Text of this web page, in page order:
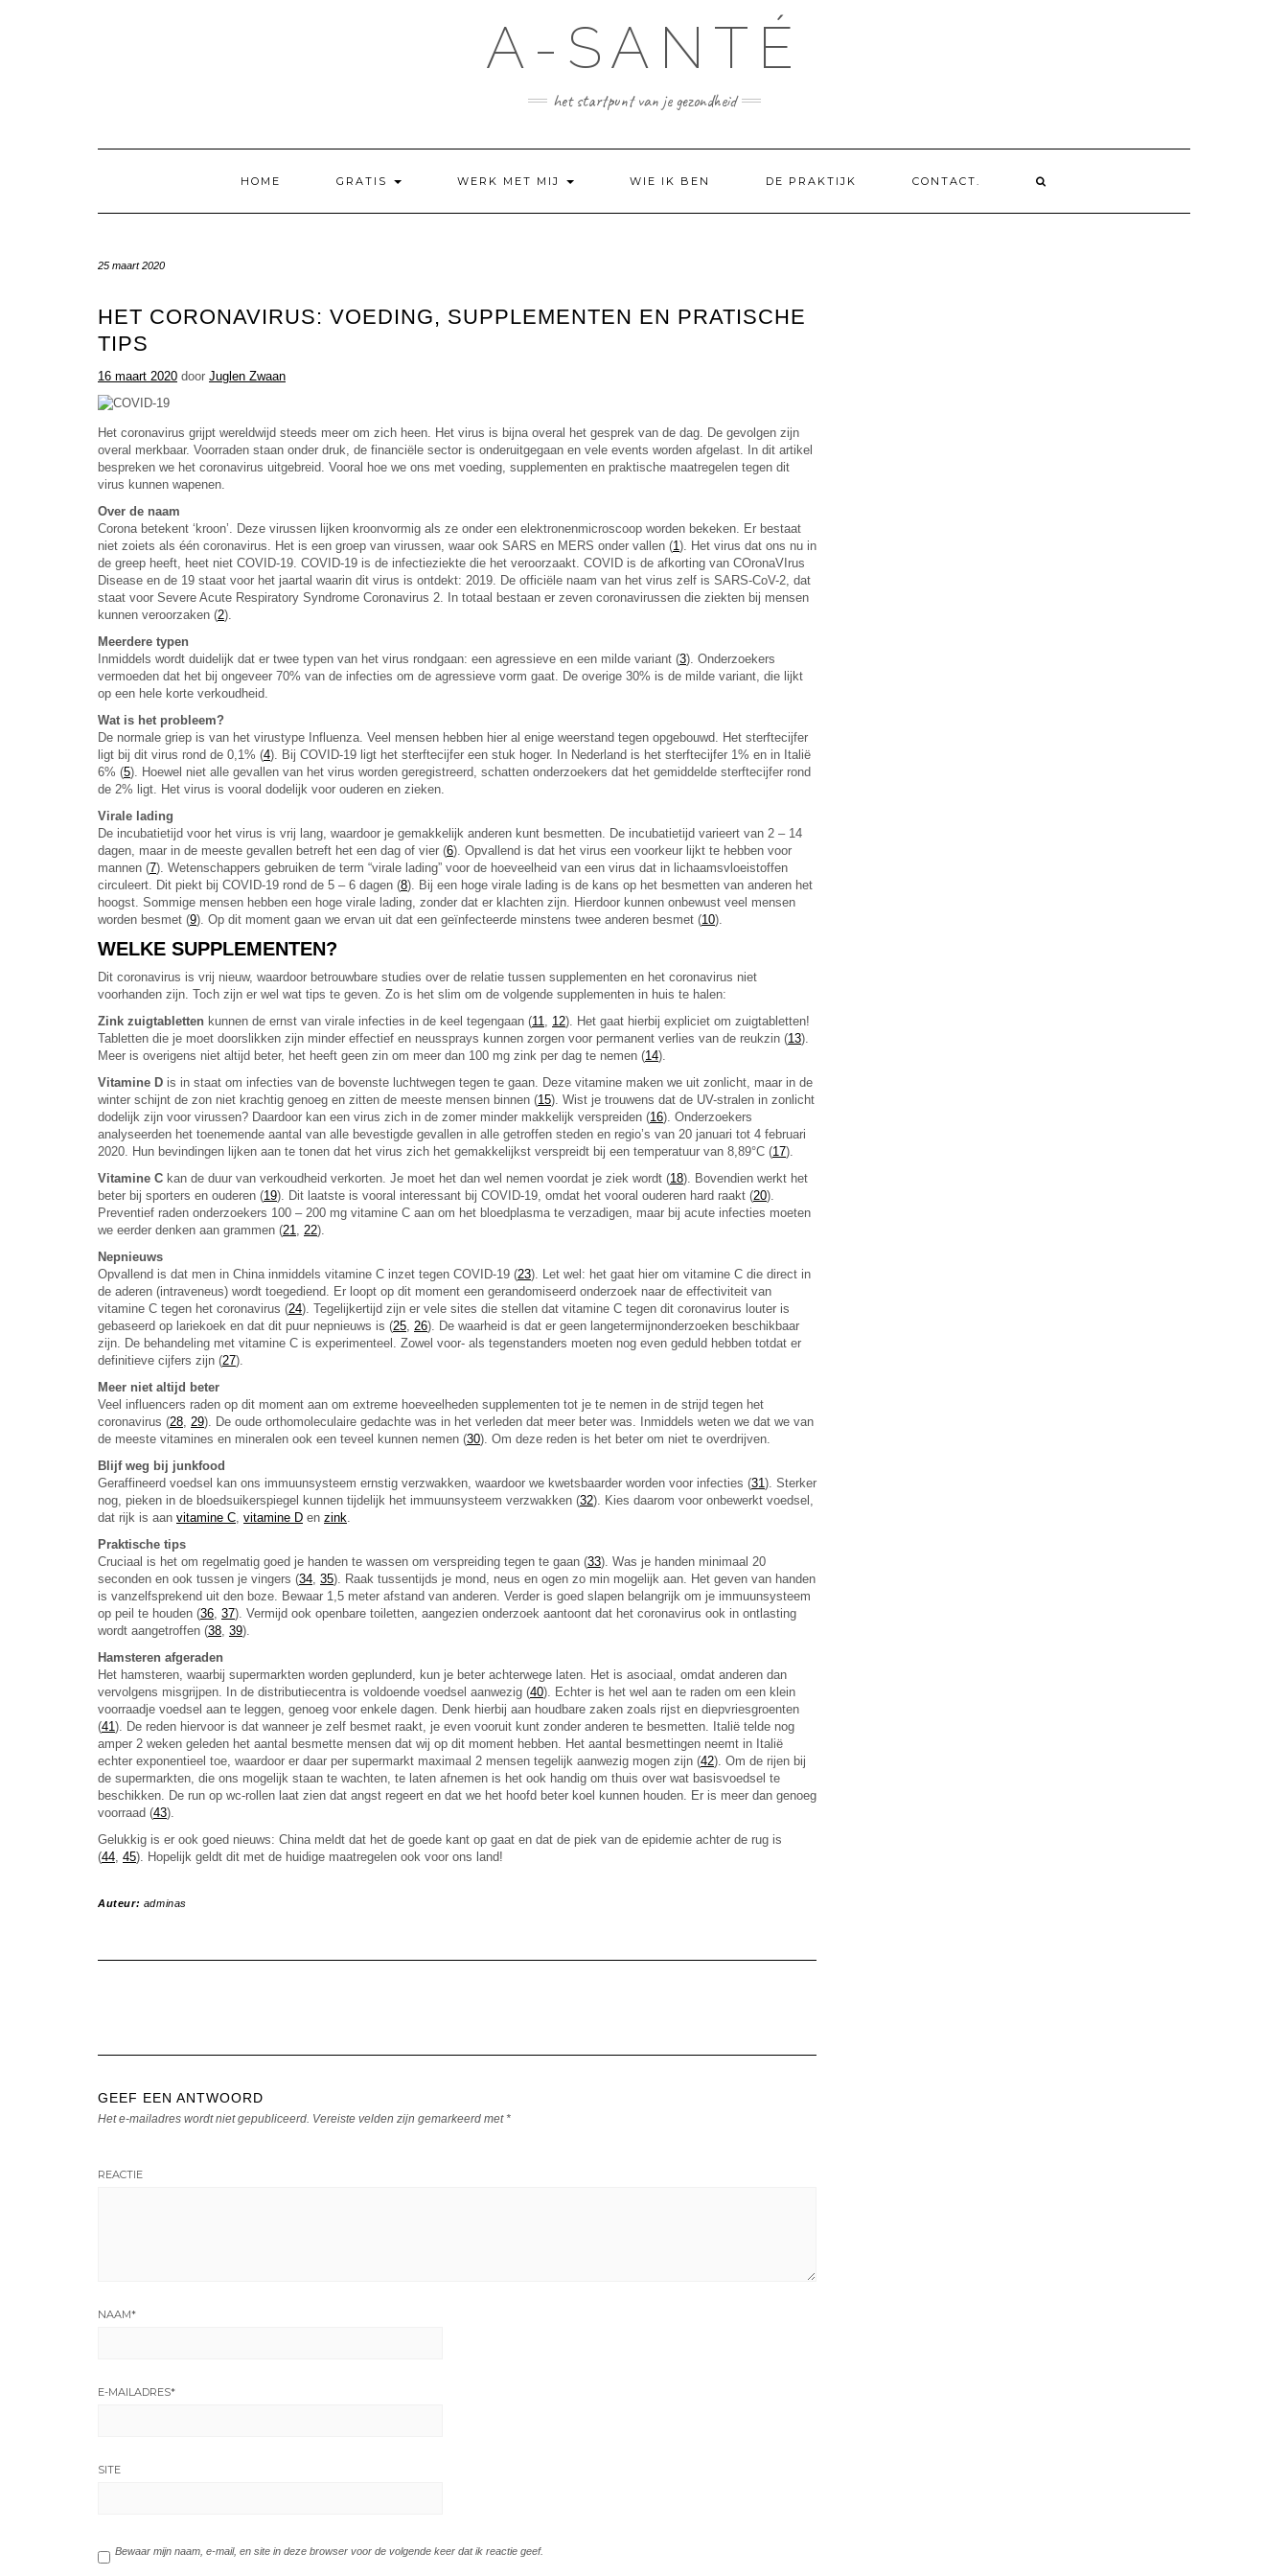
A-SANTÉ
het startpunt van je gezondheid
HOME GRATIS WERK MET MIJ WIE IK BEN DE PRAKTIJK CONTACT.
25 maart 2020
HET CORONAVIRUS: VOEDING, SUPPLEMENTEN EN PRATISCHE
TIPS
16 maart 2020 door Juglen Zwaan
Het coronavirus grijpt wereldwijd steeds meer om zich heen. Het virus is bijna overal het gesprek van de dag. De gevolgen zijn
overal merkbaar. Voorraden staan onder druk, de financiële sector is onderuitgegaan en vele events worden afgelast. In dit artikel
bespreken we het coronavirus uitgebreid. Vooral hoe we ons met voeding, supplementen en praktische maatregelen tegen dit
virus kunnen wapenen.
Over de naam
Corona betekent ‘kroon’. Deze virussen lijken kroonvormig als ze onder een elektronenmicroscoop worden bekeken. Er bestaat
niet zoiets als één coronavirus. Het is een groep van virussen, waar ook SARS en MERS onder vallen (1). Het virus dat ons nu in
de greep heeft, heet niet COVID-19. COVID-19 is de infectieziekte die het veroorzaakt. COVID is de afkorting van COronaVIrus
Disease en de 19 staat voor het jaartal waarin dit virus is ontdekt: 2019. De officiële naam van het virus zelf is SARS-CoV-2, dat
staat voor Severe Acute Respiratory Syndrome Coronavirus 2. In totaal bestaan er zeven coronavirussen die ziekten bij mensen
kunnen veroorzaken (2).
Meerdere typen
Inmiddels wordt duidelijk dat er twee typen van het virus rondgaan: een agressieve en een milde variant (3). Onderzoekers
vermoeden dat het bij ongeveer 70% van de infecties om de agressieve vorm gaat. De overige 30% is de milde variant, die lijkt
op een hele korte verkoudheid.
Wat is het probleem?
De normale griep is van het virustype Influenza. Veel mensen hebben hier al enige weerstand tegen opgebouwd. Het sterftecijfer
ligt bij dit virus rond de 0,1% (4). Bij COVID-19 ligt het sterftecijfer een stuk hoger. In Nederland is het sterftecijfer 1% en in Italië
6% (5). Hoewel niet alle gevallen van het virus worden geregistreerd, schatten onderzoekers dat het gemiddelde sterftecijfer rond
de 2% ligt. Het virus is vooral dodelijk voor ouderen en zieken.
Virale lading
De incubatietijd voor het virus is vrij lang, waardoor je gemakkelijk anderen kunt besmetten. De incubatietijd varieert van 2 – 14
dagen, maar in de meeste gevallen betreft het een dag of vier (6). Opvallend is dat het virus een voorkeur lijkt te hebben voor
mannen (7). Wetenschappers gebruiken de term “virale lading” voor de hoeveelheid van een virus dat in lichaamsvloeistoffen
circuleert. Dit piekt bij COVID-19 rond de 5 – 6 dagen (8). Bij een hoge virale lading is de kans op het besmetten van anderen het
hoogst. Sommige mensen hebben een hoge virale lading, zonder dat er klachten zijn. Hierdoor kunnen onbewust veel mensen
worden besmet (9). Op dit moment gaan we ervan uit dat een geïnfecteerde minstens twee anderen besmet (10).
WELKE SUPPLEMENTEN?
Dit coronavirus is vrij nieuw, waardoor betrouwbare studies over de relatie tussen supplementen en het coronavirus niet
voorhanden zijn. Toch zijn er wel wat tips te geven. Zo is het slim om de volgende supplementen in huis te halen:
Zink zuigtabletten kunnen de ernst van virale infecties in de keel tegengaan (11, 12). Het gaat hierbij expliciet om zuigtabletten!
Tabletten die je moet doorslikken zijn minder effectief en neussprays kunnen zorgen voor permanent verlies van de reukzin (13).
Meer is overigens niet altijd beter, het heeft geen zin om meer dan 100 mg zink per dag te nemen (14).
Vitamine D is in staat om infecties van de bovenste luchtwegen tegen te gaan. Deze vitamine maken we uit zonlicht, maar in de
winter schijnt de zon niet krachtig genoeg en zitten de meeste mensen binnen (15). Wist je trouwens dat de UV-stralen in zonlicht
dodelijk zijn voor virussen? Daardoor kan een virus zich in de zomer minder makkelijk verspreiden (16). Onderzoekers
analyseerden het toenemende aantal van alle bevestigde gevallen in alle getroffen steden en regio’s van 20 januari tot 4 februari
2020. Hun bevindingen lijken aan te tonen dat het virus zich het gemakkelijkst verspreidt bij een temperatuur van 8,89°C (17).
Vitamine C kan de duur van verkoudheid verkorten. Je moet het dan wel nemen voordat je ziek wordt (18). Bovendien werkt het
beter bij sporters en ouderen (19). Dit laatste is vooral interessant bij COVID-19, omdat het vooral ouderen hard raakt (20).
Preventief raden onderzoekers 100 – 200 mg vitamine C aan om het bloedplasma te verzadigen, maar bij acute infecties moeten
we eerder denken aan grammen (21, 22).
Nepnieuws
Opvallend is dat men in China inmiddels vitamine C inzet tegen COVID-19 (23). Let wel: het gaat hier om vitamine C die direct in
de aderen (intraveneus) wordt toegediend. Er loopt op dit moment een gerandomiseerd onderzoek naar de effectiviteit van
vitamine C tegen het coronavirus (24). Tegelijkertijd zijn er vele sites die stellen dat vitamine C tegen dit coronavirus louter is
gebaseerd op lariekoek en dat dit puur nepnieuws is (25, 26). De waarheid is dat er geen langetermijnonderzoeken beschikbaar
zijn. De behandeling met vitamine C is experimenteel. Zowel voor- als tegenstanders moeten nog even geduld hebben totdat er
definitieve cijfers zijn (27).
Meer niet altijd beter
Veel influencers raden op dit moment aan om extreme hoeveelheden supplementen tot je te nemen in de strijd tegen het
coronavirus (28, 29). De oude orthomoleculaire gedachte was in het verleden dat meer beter was. Inmiddels weten we dat we van
de meeste vitamines en mineralen ook een teveel kunnen nemen (30). Om deze reden is het beter om niet te overdrijven.
Blijf weg bij junkfood
Geraffineerd voedsel kan ons immuunsysteem ernstig verzwakken, waardoor we kwetsbaarder worden voor infecties (31). Sterker
nog, pieken in de bloedsuikerspiegel kunnen tijdelijk het immuunsysteem verzwakken (32). Kies daarom voor onbewerkt voedsel,
dat rijk is aan vitamine C, vitamine D en zink.
Praktische tips
Cruciaal is het om regelmatig goed je handen te wassen om verspreiding tegen te gaan (33). Was je handen minimaal 20
seconden en ook tussen je vingers (34, 35). Raak tussentijds je mond, neus en ogen zo min mogelijk aan. Het geven van handen
is vanzelfsprekend uit den boze. Bewaar 1,5 meter afstand van anderen. Verder is goed slapen belangrijk om je immuunsysteem
op peil te houden (36, 37). Vermijd ook openbare toiletten, aangezien onderzoek aantoont dat het coronavirus ook in ontlasting
wordt aangetroffen (38, 39).
Hamsteren afgeraden
Het hamsteren, waarbij supermarkten worden geplunderd, kun je beter achterwege laten. Het is asociaal, omdat anderen dan
vervolgens misgrijpen. In de distributiecentra is voldoende voedsel aanwezig (40). Echter is het wel aan te raden om een klein
voorraadje voedsel aan te leggen, genoeg voor enkele dagen. Denk hierbij aan houdbare zaken zoals rijst en diepvriesgroenten
(41). De reden hiervoor is dat wanneer je zelf besmet raakt, je even vooruit kunt zonder anderen te besmetten. Italië telde nog
amper 2 weken geleden het aantal besmette mensen dat wij op dit moment hebben. Het aantal besmettingen neemt in Italië
echter exponentieel toe, waardoor er daar per supermarkt maximaal 2 mensen tegelijk aanwezig mogen zijn (42). Om de rijen bij
de supermarkten, die ons mogelijk staan te wachten, te laten afnemen is het ook handig om thuis over wat basisvoedsel te
beschikken. De run op wc-rollen laat zien dat angst regeert en dat we het hoofd beter koel kunnen houden. Er is meer dan genoeg
voorraad (43).
Gelukkig is er ook goed nieuws: China meldt dat het de goede kant op gaat en dat de piek van de epidemie achter de rug is
(44, 45). Hopelijk geldt dit met de huidige maatregelen ook voor ons land!
Auteur: adminas
GEEF EEN ANTWOORD
Het e-mailadres wordt niet gepubliceerd. Vereiste velden zijn gemarkeerd met*
REACTIE
NAAM*
E-MAILADRES*
SITE
Bewaar mijn naam, e-mail, en site in deze browser voor de volgende keer dat ik reactie geef.